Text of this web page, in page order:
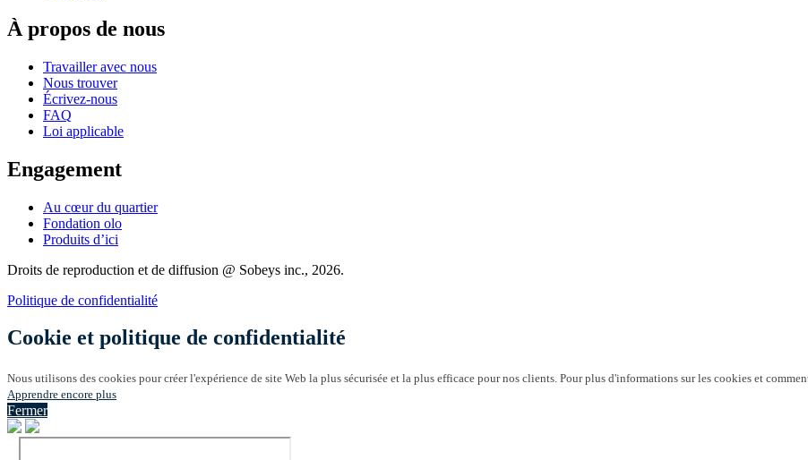
À propos de nous
Travailler avec nous
Nous trouver
Écrivez-nous
FAQ
Loi applicable
Engagement
Au cœur du quartier
Fondation olo
Produits d’ici
Droits de reproduction et de diffusion @ Sobeys inc., 2026.
Politique de confidentialité
Cookie et politique de confidentialité
Nous utilisons des cookies pour créer l'expérience de site Web la plus sécurisée et la plus efficace pour nos clients. Pour plus d'informations sur les cookies et
Apprendre encore plus
Fermer